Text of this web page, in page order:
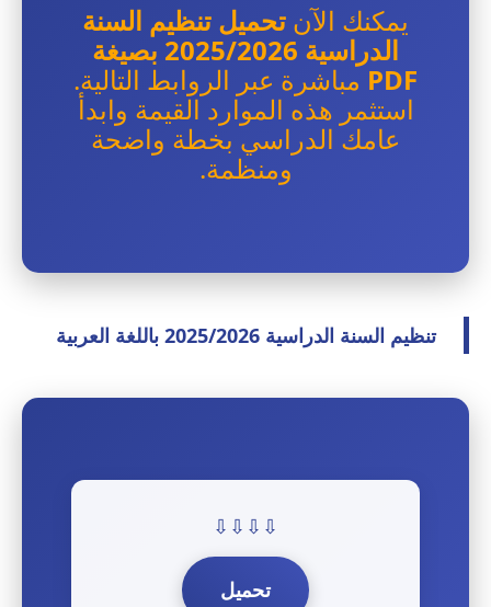
يمكنك الآن تحميل تنظيم السنة
الدراسية 2025/2026 بصيغة
PDF مباشرة عبر الروابط التالية.
استثمر هذه الموارد القيمة وابدأ
عامك الدراسي بخطة واضحة
ومنظمة.
تنظيم السنة الدراسية 2025/2026 باللغة العربية
⇩⇩⇩⇩
تحميل